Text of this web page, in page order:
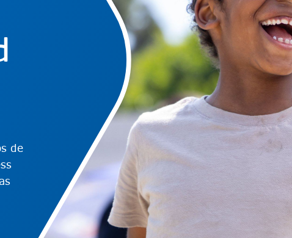
de